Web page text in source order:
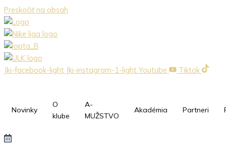
Preskočiť na obsah
Jki-facebook-light Jki-instagram-1-light Youtube Tiktok
Novinky
O
klube
A-
MUŽSTVO
Akadémia Partneri